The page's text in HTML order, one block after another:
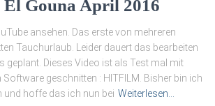
El Gouna April 2016
ansehen. Das erste von mehreren
Tauchurlaub. Leider dauert das bearbeiten
geplant. Dieses Video ist als Test mal mit
geschnitten : HITFILM. Bisher bin ich
und hoffe das ich nun bei Weiterlesen…